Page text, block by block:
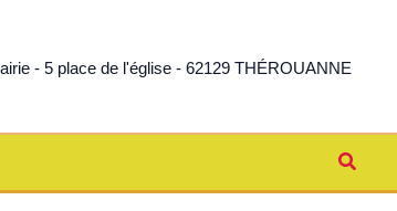
- 5 place de l'église - 62129 THÉROUANNE